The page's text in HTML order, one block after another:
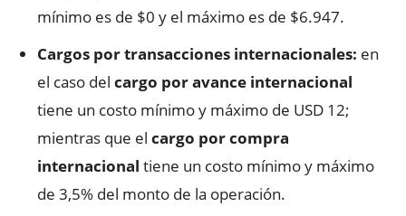
mínimo es de $0 y el máximo es de $6.947.
Cargos por transacciones internacionales: en
el caso del cargo por avance internacional
tiene un costo mínimo y máximo de USD 12;
mientras que el cargo por compra
internacional tiene un costo mínimo y máximo
de 3,5% del monto de la operación.